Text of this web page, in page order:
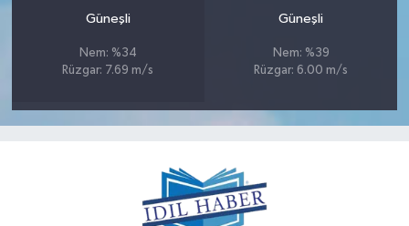
Güneşli
Nem: %34
Rüzgar: 7.69 m/s
Güneşli
Nem: %39
Rüzgar: 6.00 m/s